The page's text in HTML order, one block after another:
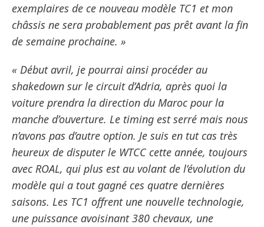
exemplaires de ce nouveau modèle TC1 et mon
châssis ne sera probablement pas prêt avant la fin
de semaine prochaine. »
« Début avril, je pourrai ainsi procéder au
shakedown sur le circuit d’Adria, après quoi la
voiture prendra la direction du Maroc pour la
manche d’ouverture. Le timing est serré mais nous
n’avons pas d’autre option. Je suis en tut cas très
heureux de disputer le WTCC cette année, toujours
avec ROAL, qui plus est au volant de l’évolution du
modèle qui a tout gagné ces quatre dernières
saisons. Les TC1 offrent une nouvelle technologie,
une puissance avoisinant 380 chevaux, une